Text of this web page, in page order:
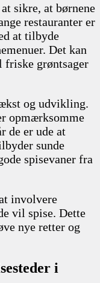
sikre, at børnene
restauranter er
at tilbyde
Det kan
grøntsager
og udvikling.
opmærksomme
de er ude at
sunde
spisevaner fra
involvere
vil spise. Dette
nye retter og
i